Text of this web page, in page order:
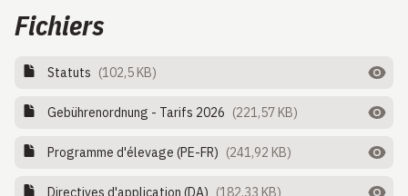
Fichiers
Statuts (102,5 KB)
Gebührenordnung - Tarifs 2026 (221,57 KB)
Programme d'élevage (PE-FR) (241,92 KB)
Directives d'application (DA) (182,33 KB)